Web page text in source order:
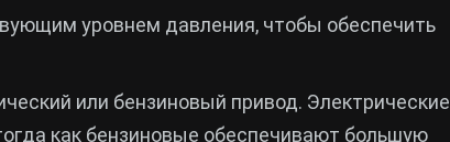
уровнем давления, чтобы обеспечить
или бензиновый привод. Электрические
как бензиновые обеспечивают большую